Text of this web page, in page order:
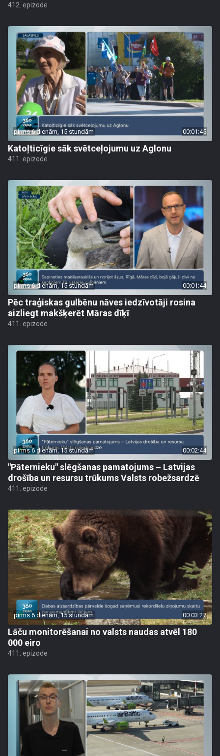
412. epizode
pirms 6 dienām, 15 stundām 00:01:45
Katoļticīgie sāk svētceļojumu uz Aglonu
411. epizode
pirms 6 dienām, 15 stundām 00:01:44
Pēc traģiskas gulbēnu nāves iedzīvotāji rosina
aizliegt makšķerēt Māras dīķī
411. epizode
pirms 6 dienām, 15 stundām 00:02:44
"Pāternieku" slēgšanas pamatojums – Latvijas
drošība un resursu trūkums Valsts robežsardzē
411. epizode
pirms 6 dienām, 15 stundām 00:03:27
Lāču monitorēšanai no valsts naudas atvēl 180
000 eiro
411. epizode